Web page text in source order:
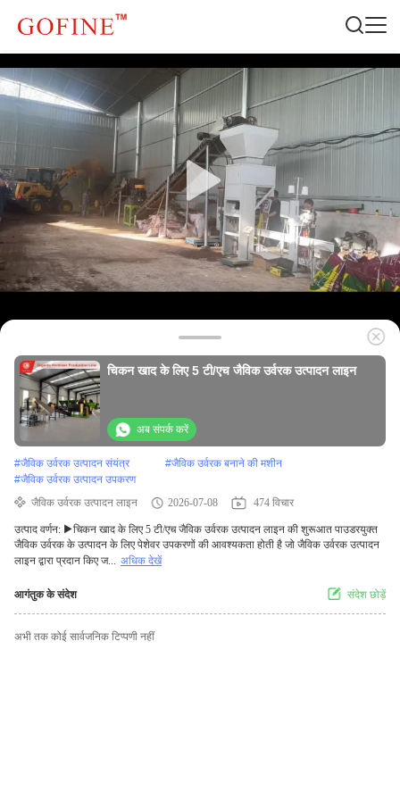
चिकन खाद के लिए 5 टी/एच जैविक उर्वरक उत्पादन लाइन
अब संपर्क करें
#जैविक उर्वरक उत्पादन संयंत्र #जैविक उर्वरक बनाने की मशीन
#जैविक उर्वरक उत्पादन उपकरण
जैविक उर्वरक उत्पादन लाइन
2026-07-08 474 विचार
उत्पाद वर्णन: ▶चिकन खाद के लिए 5 टी/एच जैविक उर्वरक उत्पादन लाइन की शुरूआत पाउडरयुक्त
जैविक उर्वरक के उत्पादन के लिए पेशेवर उपकरणों की आवश्यकता होती है जो जैविक उर्वरक उत्पादन
लाइन द्वारा प्रदान किए ज... अधिक देखें
आगंतुक के संदेश संदेश छोड़ें
अभी तक कोई सार्वजनिक टिप्पणी नहीं